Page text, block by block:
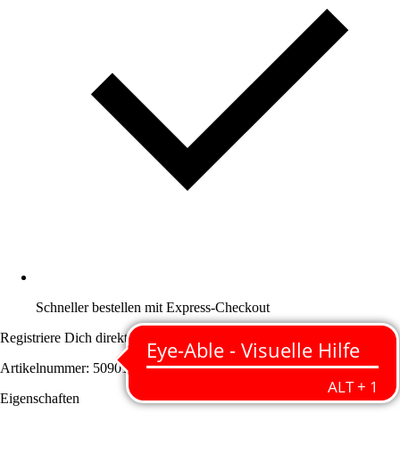
Schneller bestellen mit Express-Checkout
Registriere Dich direkt im Checkout an der Kasse.
Artikelnummer: 5090137
Eigenschaften